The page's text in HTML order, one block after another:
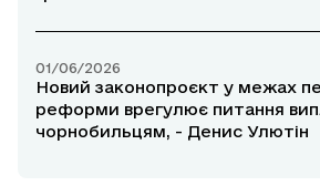
01/06/2026
Новий законопроєкт у межах
реформи врегулює питання
чорнобильцям, - Денис Улютін